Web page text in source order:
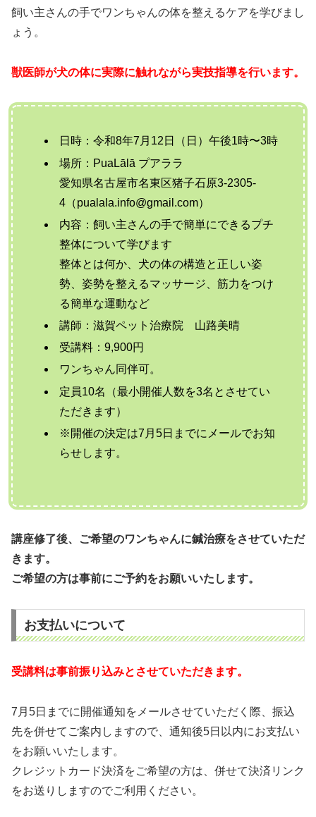
飼い主さんの手でワンちゃんの体を整えるケアを学びまし
ょう。
獣医師が犬の体に実際に触れながら実技指導を行います。
日時：令和8年7月12日（日）午後1時〜3時
場所：PuaLālā プアララ
愛知県名古屋市名東区猪子石原3‐2305‐
4（pualala.info@gmail.com）
内容：飼い主さんの手で簡単にできるプチ
整体について学びます
整体とは何か、犬の体の構造と正しい姿
勢、姿勢を整えるマッサージ、筋力をつけ
る簡単な運動など
講師：滋賀ペット治療院 山路美晴
受講料：9,900円
ワンちゃん同伴可。
定員10名（最小開催人数を3名とさせてい
ただきます）
※開催の決定は7月5日までにメールでお知
らせします。
講座修了後、ご希望のワンちゃんに鍼治療をさせていただ
きます。
ご希望の方は事前にご予約をお願いいたします。
お支払いについて
受講料は事前振り込みとさせていただきます。
7月5日までに開催通知をメールさせていただく際、振込
先を併せてご案内しますので、通知後5日以内にお支払い
をお願いいたします。
クレジットカード決済をご希望の方は、併せて決済リンク
をお送りしますのでご利用ください。